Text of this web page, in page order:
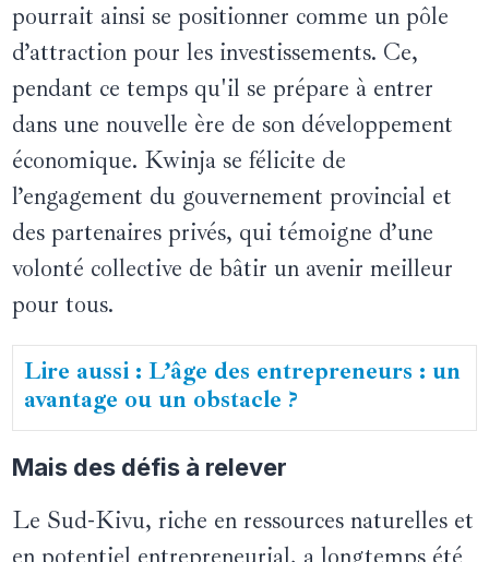
pourrait ainsi se positionner comme un pôle
d’attraction pour les investissements. Ce,
pendant ce temps qu'il se prépare à entrer
dans une nouvelle ère de son développement
économique. Kwinja se félicite de
l’engagement du gouvernement provincial et
des partenaires privés, qui témoigne d’une
volonté collective de bâtir un avenir meilleur
pour tous.
Lire aussi : L’âge des entrepreneurs : un
avantage ou un obstacle ?
Mais des défis à relever
Le Sud-Kivu, riche en ressources naturelles et